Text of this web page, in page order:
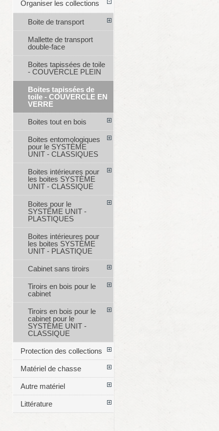
Organiser les collections
Boite de transport
Mallette de transport
double-face
Boites tapissées de toile
- COUVERCLE PLEIN
Boites tapissées de
toile - COUVERCLE EN
VERRE
Boites tout en bois
Boites entomologiques
pour le SYSTÈME
UNIT - CLASSIQUES
Boites intérieures pour
les boites SYSTÈME
UNIT - CLASSIQUE
Boites pour le
SYSTÈME UNIT -
PLASTIQUES
Boites intérieures pour
les boites SYSTÈME
UNIT - PLASTIQUE
Cabinet sans tiroirs
Tiroirs en bois pour le
cabinet
Tiroirs en bois pour le
cabinet pour le
SYSTÈME UNIT -
CLASSIQUE
Protection des collections
Matériel de chasse
Autre matériel
Littérature